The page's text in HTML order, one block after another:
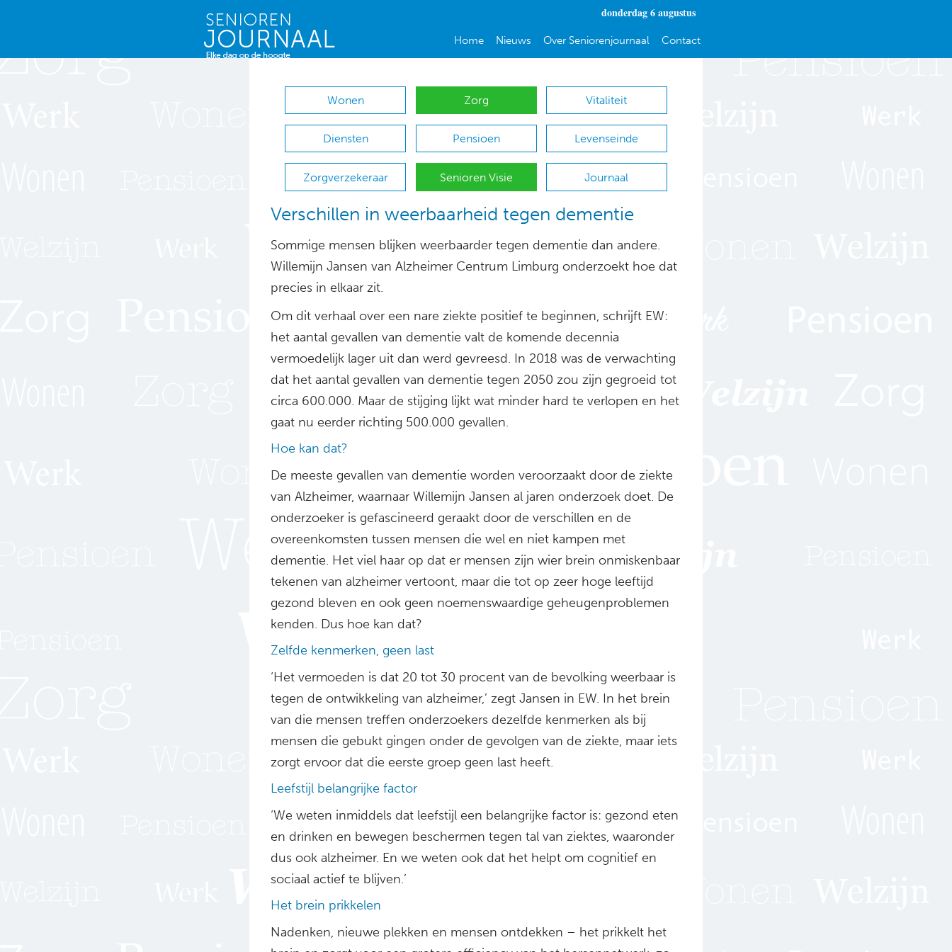
donderdag 6 augustus
Home Nieuws Over Seniorenjournaal Contact
Wonen Zorg Vitaliteit
Diensten Pensioen Levenseinde
Zorgverzekeraar Senioren Visie Journaal
Verschillen in weerbaarheid tegen dementie
Sommige mensen blijken weerbaarder tegen dementie dan andere.
Willemijn Jansen van Alzheimer Centrum Limburg onderzoekt hoe dat
precies in elkaar zit.
Om dit verhaal over een nare ziekte positief te beginnen, schrijft EW:
het aantal gevallen van dementie valt de komende decennia
vermoedelijk lager uit dan werd gevreesd. In 2018 was de verwachting
dat het aantal gevallen van dementie tegen 2050 zou zijn gegroeid tot
circa 600.000. Maar de stijging lijkt wat minder hard te verlopen en het
gaat nu eerder richting 500.000 gevallen.
Hoe kan dat?
De meeste gevallen van dementie worden veroorzaakt door de ziekte
van Alzheimer, waarnaar Willemijn Jansen al jaren onderzoek doet. De
onderzoeker is gefascineerd geraakt door de verschillen en de
overeenkomsten tussen mensen die wel en niet kampen met
dementie. Het viel haar op dat er mensen zijn wier brein onmiskenbaar
tekenen van alzheimer vertoont, maar die tot op zeer hoge leeftijd
gezond bleven en ook geen noemenswaardige geheugenproblemen
kenden. Dus hoe kan dat?
Zelfde kenmerken, geen last
‘Het vermoeden is dat 20 tot 30 procent van de bevolking weerbaar is
tegen de ontwikkeling van alzheimer,’ zegt Jansen in EW. In het brein
van die mensen treffen onderzoekers dezelfde kenmerken als bij
mensen die gebukt gingen onder de gevolgen van de ziekte, maar iets
zorgt ervoor dat die eerste groep geen last heeft.
Leefstijl belangrijke factor
‘We weten inmiddels dat leefstijl een belangrijke factor is: gezond eten
en drinken en bewegen beschermen tegen tal van ziektes, waaronder
dus ook alzheimer. En we weten ook dat het helpt om cognitief en
sociaal actief te blijven.’
Het brein prikkelen
Nadenken, nieuwe plekken en mensen ontdekken – het prikkelt het